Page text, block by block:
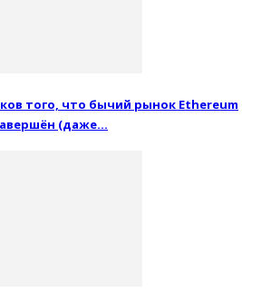
того, что бычий рынок Ethereum
(даже…